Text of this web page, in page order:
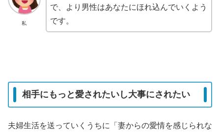
私
で、より男性はあなたにほれ込んでいくよう
です。
相手にもっと愛されたいし大事にされたい
夫婦生活を送っていくうちに「妻からの愛情を感じられな